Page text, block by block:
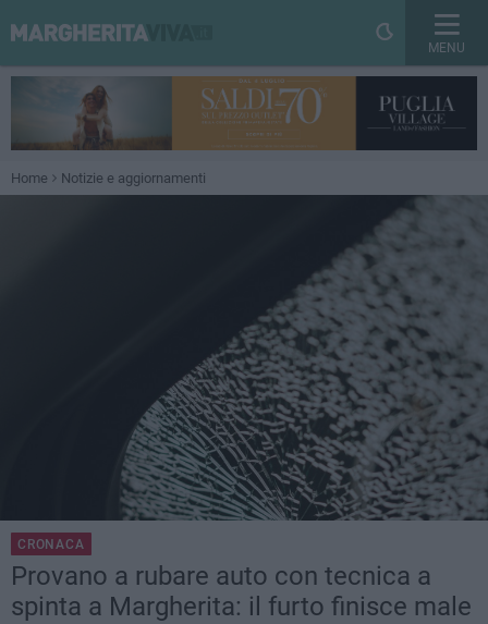
MENU
Home Notizie e aggiornamenti
CRONACA
Provano a rubare auto con tecnica a
spinta a Margherita: il furto finisce male